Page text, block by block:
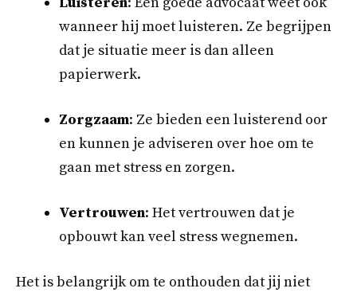
wanneer hij moet luisteren. Ze begrijpen
dat je situatie meer is dan alleen
papierwerk.
Zorgzaam: Ze bieden een luisterend oor
en kunnen je adviseren over hoe om te
gaan met stress en zorgen.
Vertrouwen: Het vertrouwen dat je
opbouwt kan veel stress wegnemen.
Het is belangrijk om te onthouden dat jij niet